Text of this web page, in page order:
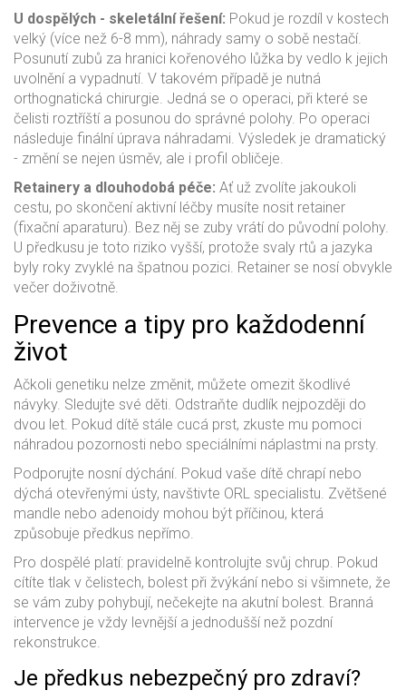
U dospělých - skeletální řešení: Pokud je rozdíl v kostech
velký (více než 6-8 mm), náhrady samy o sobě nestačí.
Posunutí zubů za hranici kořenového lůžka by vedlo k jejich
uvolnění a vypadnutí. V takovém případě je nutná
orthognatická chirurgie. Jedná se o operaci, při které se
čelisti roztříští a posunou do správné polohy. Po operaci
následuje finální úprava náhradami. Výsledek je dramatický
- změní se nejen úsměv, ale i profil obličeje.
Retainery a dlouhodobá péče: Ať už zvolíte jakoukoli
cestu, po skončení aktivní léčby musíte nosit retainer
(fixační aparaturu). Bez něj se zuby vrátí do původní polohy.
U předkusu je toto riziko vyšší, protože svaly rtů a jazyka
byly roky zvyklé na špatnou pozici. Retainer se nosí obvykle
večer doživotně.
Prevence a tipy pro každodenní
život
Ačkoli genetiku nelze změnit, můžete omezit škodlivé
návyky. Sledujte své děti. Odstraňte dudlík nejpozději do
dvou let. Pokud dítě stále cucá prst, zkuste mu pomoci
náhradou pozornosti nebo speciálními náplastmi na prsty.
Podporujte nosní dýchání. Pokud vaše dítě chrapí nebo
dýchá otevřenými ústy, navštivte ORL specialistu. Zvětšené
mandle nebo adenoidy mohou být příčinou, která
způsobuje předkus nepřímo.
Pro dospělé platí: pravidelně kontrolujte svůj chrup. Pokud
cítíte tlak v čelistech, bolest při žvýkání nebo si všimnete, že
se vám zuby pohybují, nečekejte na akutní bolest. Branná
intervence je vždy levnější a jednodušší než pozdní
rekonstrukce.
Je předkus nebezpečný pro zdraví?